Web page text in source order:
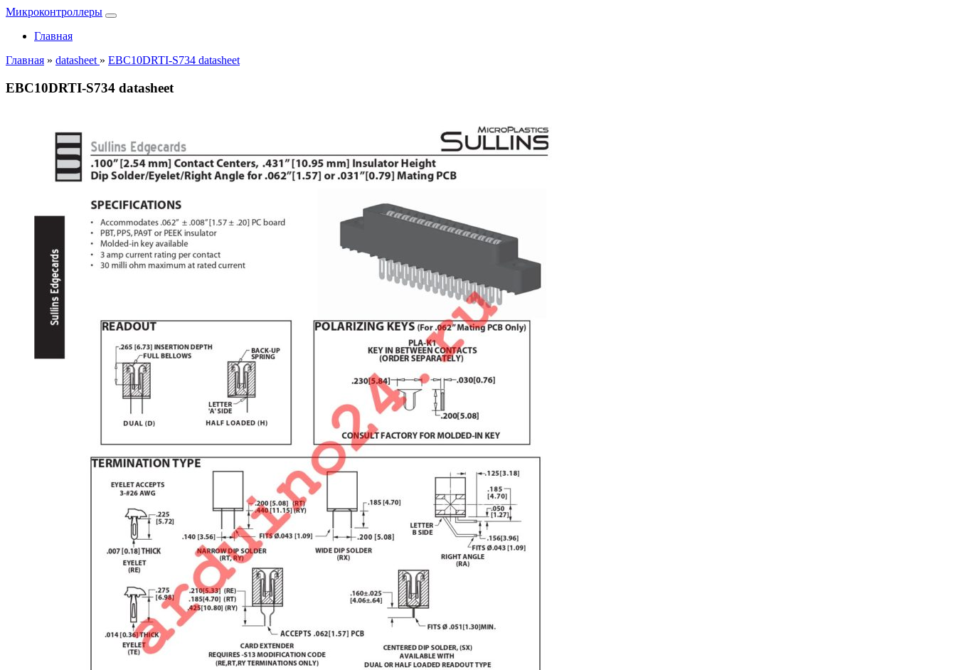
Микроконтроллеры
Главная
Главная » datasheet » EBC10DRTI-S734 datasheet
EBC10DRTI-S734 datasheet